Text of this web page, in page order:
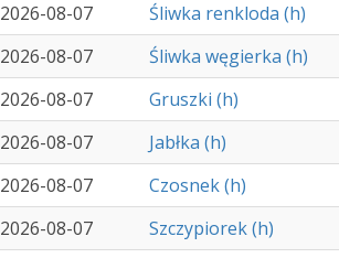
2026-08-07
Śliwka renkloda (h)
2026-08-07
Śliwka węgierka (h)
2026-08-07
Gruszki (h)
2026-08-07
Jabłka (h)
2026-08-07
Czosnek (h)
2026-08-07
Szczypiorek (h)